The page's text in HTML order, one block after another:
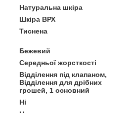
Натуральна шкіра
Шкіра ВРХ
Тиснена
Бежевий
Середньої жорсткості
Відділення під клапаном,
Відділення для дрібних
грошей, 1 основний
Ні